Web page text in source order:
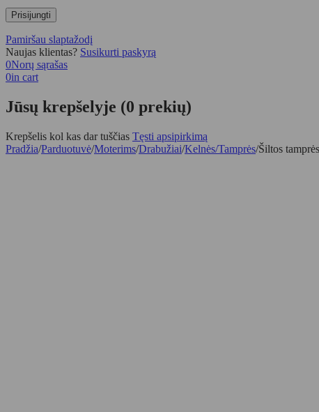
Pamiršau slaptažodį
Naujas klientas? Susikurti paskyrą
0Norų sąrašas
0in cart
Jūsų krepšelyje (0 prekių)
Krepšelis kol kas dar tuščias Tęsti apsipirkimą
Pradžia/Parduotuvė/Moterims/Drabužiai/Kelnės/Tamprės/Šiltos